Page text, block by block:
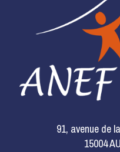
91, avenue de
15004